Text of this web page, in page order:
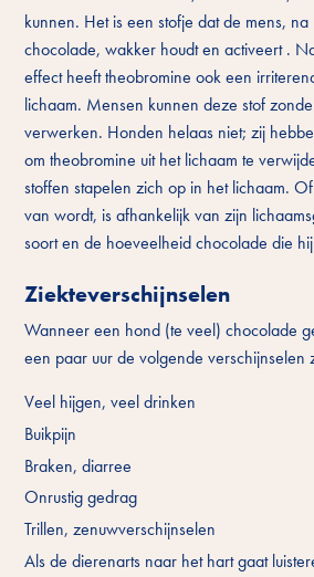
kunnen. Het is een stofje dat de mens,
chocolade, wakker houdt en activeert .
effect heeft theobromine ook een
lichaam. Mensen kunnen deze stof
verwerken. Honden helaas niet; zij
om theobromine uit het lichaam te
stoffen stapelen zich op in het lichaam.
van wordt, is afhankelijk van zijn
soort en de hoeveelheid chocolade die
Ziekteverschijnselen
Wanneer een hond (te veel) chocolade
een paar uur de volgende verschijnselen
Veel hijgen, veel drinken
Buikpijn
Braken, diarree
Onrustig gedrag
Trillen, zenuwverschijnselen
Als de dierenarts naar het hart gaat